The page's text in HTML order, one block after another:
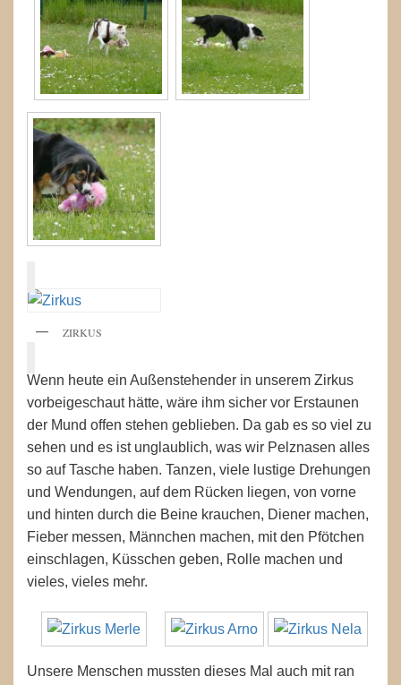
ZIRKUS
Wenn heute ein Außenstehender in unserem Zirkus
vorbeigeschaut hätte, wäre ihm sicher vor Erstaunen
der Mund offen stehen geblieben. Da gab es so viel zu
sehen und es ist unglaublich, was wir Pelznasen alles
so auf Tasche haben. Tanzen, viele lustige Drehungen
und Wendungen, auf dem Rücken liegen, von vorne
und hinten durch die Beine krauchen, Diener machen,
Fieber messen, Männchen machen, mit den Pfötchen
einschlagen, Küsschen geben, Rolle machen und
vieles, vieles mehr.
Unsere Menschen mussten dieses Mal auch mit ran